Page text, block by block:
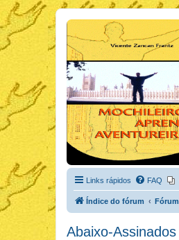
Links rápidos FAQ
Índice do fórum Fórum
Abaixo-Assinados